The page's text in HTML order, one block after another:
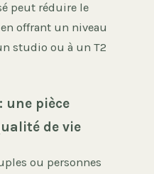
peut réduire le
offrant un niveau
studio ou à un T2
une pièce
de vie
ou personnes